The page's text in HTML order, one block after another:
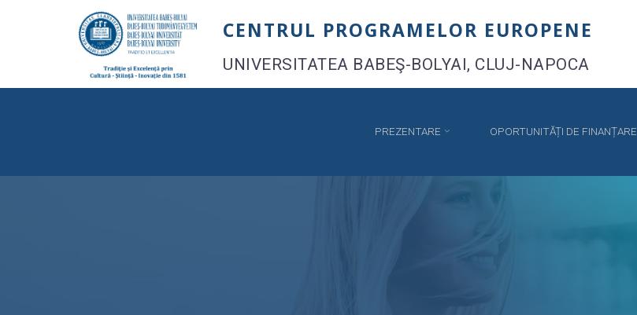
CENTRUL PROGRAMELOR EUROPENE
UNIVERSITATEA BABEŞ-BOLYAI, CLUJ-NAPOCA
PREZENTARE OPORTUNITĂȚI DE FINANȚARE